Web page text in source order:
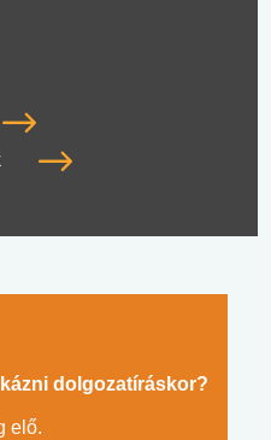
dolgozatíráskor?
elő.